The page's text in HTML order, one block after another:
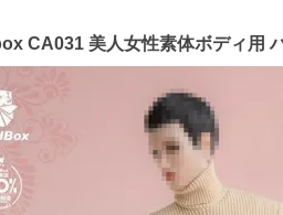
CA031 美人女性素体ボディ用